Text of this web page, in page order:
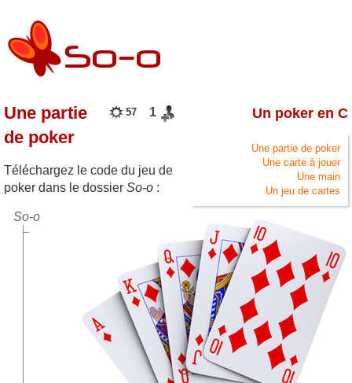
Un poker en C
Une partie de poker
Une carte à jouer
Une main
Un jeu de cartes
1
57
Une partie
de poker
Téléchargez le code du jeu de
poker dans le dossier So-o :
So-o